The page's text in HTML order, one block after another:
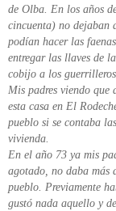
de Olba. En los años
cincuenta) no dejaban
podían hacer las
entregar las llaves de
cobijo a los
Mis padres viendo
esta casa en El
pueblo si se contaba
vivienda.
En el año 73 ya mis
agotado, no daba más
pueblo. Previamente
gustó nada aquello y